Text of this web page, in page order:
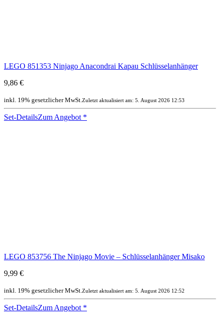
LEGO 851353 Ninjago Anacondrai Kapau Schlüsselanhänger
9,86 €
inkl. 19% gesetzlicher MwSt.Zuletzt aktualisiert am: 5. August 2026 12:53
Set-DetailsZum Angebot *
LEGO 853756 The Ninjago Movie – Schlüsselanhänger Misako
9,99 €
inkl. 19% gesetzlicher MwSt.Zuletzt aktualisiert am: 5. August 2026 12:52
Set-DetailsZum Angebot *